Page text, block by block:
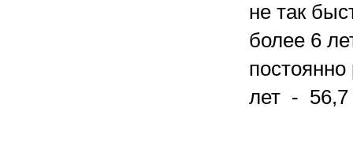
не так
более 6
лет - 56,7